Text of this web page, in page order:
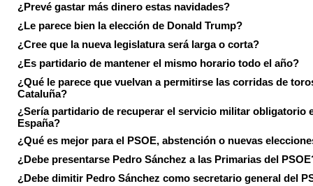
¿Prevé gastar más dinero estas navidades?
¿Le parece bien la elección de Donald Trump?
¿Cree que la nueva legislatura será larga o corta?
¿Es partidario de mantener el mismo horario todo el año?
¿Qué le parece que vuelvan a permitirse las corridas de
Cataluña?
¿Sería partidario de recuperar el servicio militar obligatorio
España?
¿Qué es mejor para el PSOE, abstención o nuevas
¿Debe presentarse Pedro Sánchez a las Primarias del
¿Debe dimitir Pedro Sánchez como secretario general del